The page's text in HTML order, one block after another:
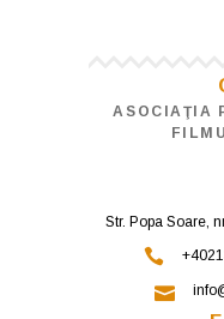
ASOCIAŢIA
Str. Popa Soare,